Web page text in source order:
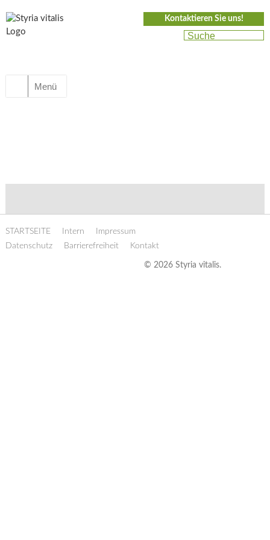
Kontaktieren Sie uns!
Menü
STARTSEITE Intern
Impressum
Datenschutz
Barrierefreiheit Kontakt
© 2026 Styria vitalis.